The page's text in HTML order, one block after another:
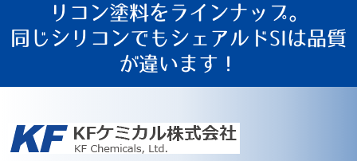
リコン塗料をラインナップ。
同じシリコンでもシェアルドSIは品質
が違います！